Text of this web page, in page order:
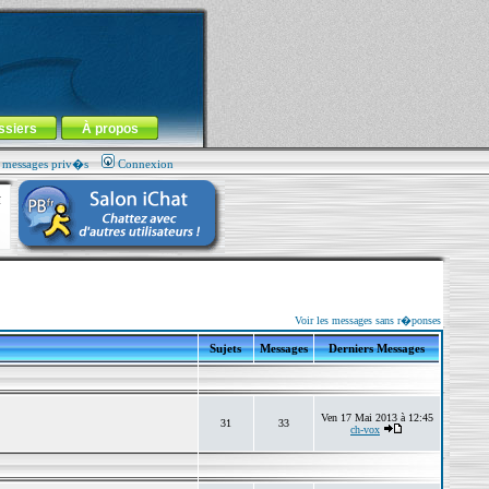
À propos
priv�s Connexion
Voir les messages sans r�ponses
Sujets Messages Derniers Messages
31 33
Ven 17 Mai 2013 à 12:45
ch-vox